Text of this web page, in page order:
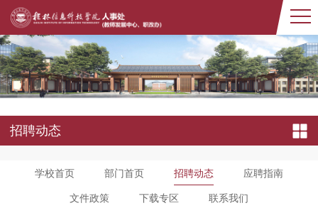
招聘动态
学校首页 部门首页 招聘动态 应聘指南
文件政策 下载专区 联系我们